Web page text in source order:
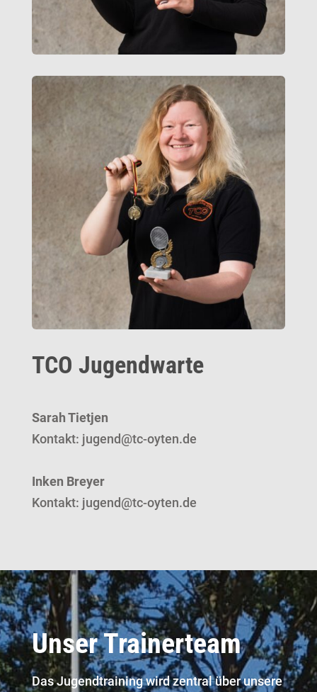
TCO Jugendwarte
Sarah Tietjen
Kontakt: jugend@tc-oyten.de
Inken Breyer
Kontakt: jugend@tc-oyten.de
Unser Trainerteam
Das Jugendtraining wird zentral über unsere